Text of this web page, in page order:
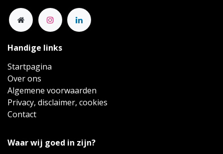
Handige links
Startpagina
Over ons
Algemene voorwaarden
Privacy, disclaimer, cookies
Contact
Waar wij goed in zijn?